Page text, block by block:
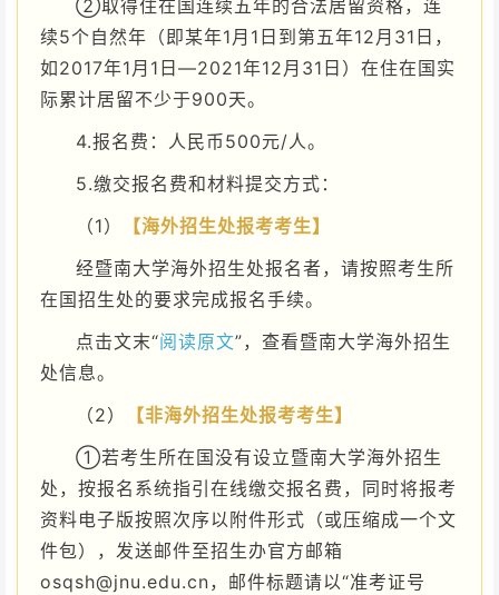
②取得住在国连续五年的合法居留资格，连
续5个自然年（即某年1月1日到第五年12月31日，
如2017年1月1日—2021年12月31日）在住在国实
际累计居留不少于900天。
4.报名费：人民币500元/人。
5.缴交报名费和材料提交方式：
（1）
【海外招生处报考考生】
经暨南大学海外招生处报名者，请按照考生所
在国招生处的要求完成报名手续。
点击文末“阅读原文”，查看暨南大学海外招生
处信息。
（2）
【非海外招生处报考考生】
①若考生所在国没有设立暨南大学海外招生
处，按报名系统指引在线缴交报名费，同时将报考
资料电子版按照次序以附件形式（或压缩成一个文
件包），发送邮件至招生办官方邮箱
osqsh@jnu.edu.cn，邮件标题请以“准考证号